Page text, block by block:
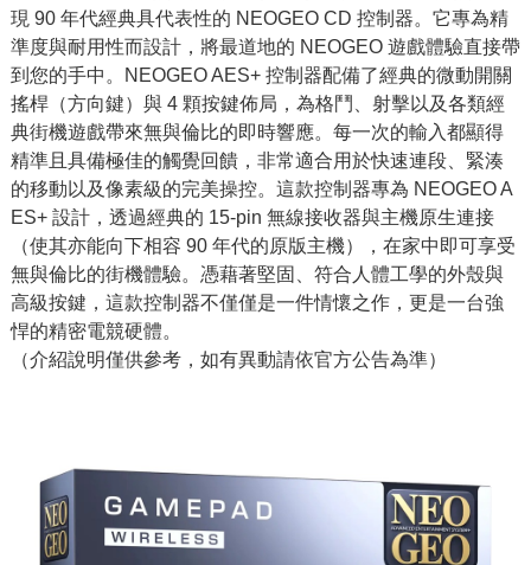
現 90 年代經典具代表性的 NEOGEO CD 控制器。它專為精
準度與耐用性而設計，將最道地的 NEOGEO 遊戲體驗直接帶
到您的手中。NEOGEO AES+ 控制器配備了經典的微動開關
搖桿（方向鍵）與 4 顆按鍵佈局，為格鬥、射擊以及各類經
典街機遊戲帶來無與倫比的即時響應。每一次的輸入都顯得
精準且具備極佳的觸覺回饋，非常適合用於快速連段、緊湊
的移動以及像素級的完美操控。這款控制器專為 NEOGEO A
ES+ 設計，透過經典的 15-pin 無線接收器與主機原生連接
（使其亦能向下相容 90 年代的原版主機），在家中即可享受
無與倫比的街機體驗。憑藉著堅固、符合人體工學的外殼與
高級按鍵，這款控制器不僅僅是一件情懷之作，更是一台強
悍的精密電競硬體。
（介紹說明僅供參考，如有異動請依官方公告為準）